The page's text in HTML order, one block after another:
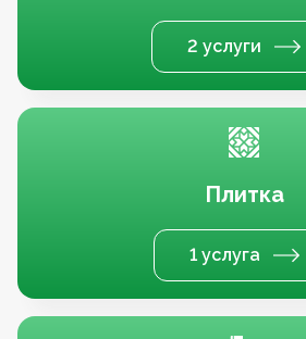
2 услуги
Плитка
1 услуга